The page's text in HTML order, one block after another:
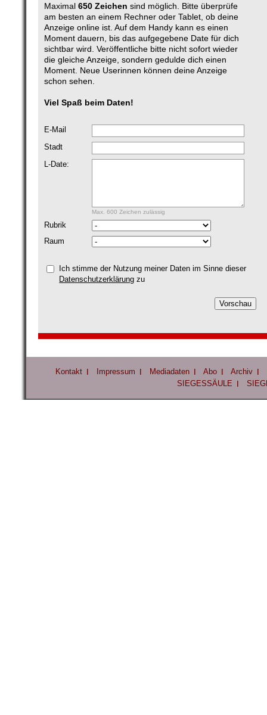
Maximal 650 Zeichen sind möglich. Bitte überprüfe
am besten an einem Rechner oder Tablet, ob deine
Anzeige online ist. Auf dem Handy kann es einen
Moment dauern, bis das aufgegebene Date für dich
sichtbar wird. Veröffentliche bitte nicht sofort wieder
die gleiche Anzeige, sondern gedulde dich einen
Moment. Neue Userinnen können deine Anzeige
schon sehen.
Viel Spaß beim Daten!
E-Mail
Stadt
L-Date:
Max. 600 Zeichen zulässig
Rubrik
Raum
Ich stimme der Nutzung meiner Daten im Sinne dieser
Datenschutzerklärung zu
Kontakt Impressum Mediadaten Abo
Archiv
SIEGESSÄULE